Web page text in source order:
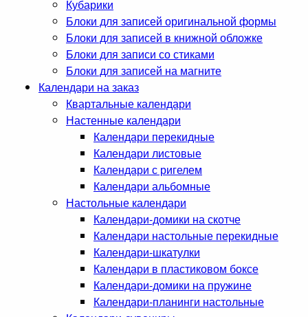
Кубарики
Блоки для записей оригинальной формы
Блоки для записей в книжной обложке
Блоки для записи со стиками
Блоки для записей на магните
Календари на заказ
Квартальные календари
Настенные календари
Календари перекидные
Календари листовые
Календари с ригелем
Календари альбомные
Настольные календари
Календари-домики на скотче
Календари настольные перекидные
Календари-шкатулки
Календари в пластиковом боксе
Календари-домики на пружине
Календари-планинги настольные